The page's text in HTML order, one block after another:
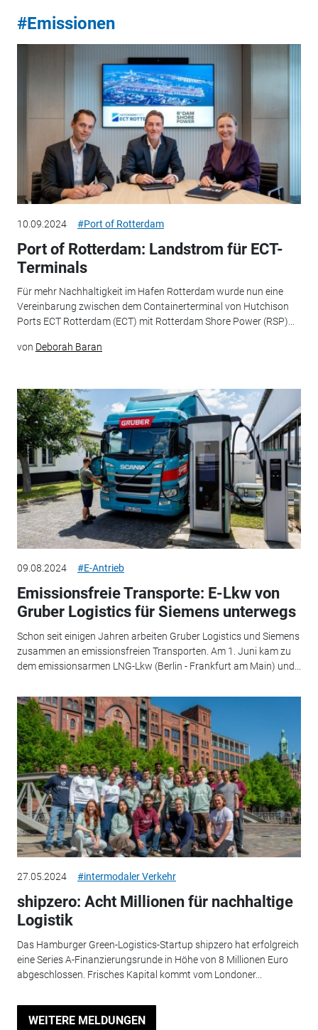
#Emissionen
10.09.2024 #Port of Rotterdam
Port of Rotterdam: Landstrom für ECT-
Terminals
Für mehr Nachhaltigkeit im Hafen Rotterdam wurde nun eine
Vereinbarung zwischen dem Containerterminal von Hutchison
Ports ECT Rotterdam (ECT) mit Rotterdam Shore Power (RSP)...
von Deborah Baran
09.08.2024 #E-Antrieb
Emissionsfreie Transporte: E-Lkw von
Gruber Logistics für Siemens unterwegs
Schon seit einigen Jahren arbeiten Gruber Logistics und Siemens
zusammen an emissionsfreien Transporten. Am 1. Juni kam zu
dem emissionsarmen LNG-Lkw (Berlin - Frankfurt am Main) und...
27.05.2024 #intermodaler Verkehr
shipzero: Acht Millionen für nachhaltige
Logistik
Das Hamburger Green-Logistics-Startup shipzero hat erfolgreich
eine Series A-Finanzierungsrunde in Höhe von 8 Millionen Euro
abgeschlossen. Frisches Kapital kommt vom Londoner...
WEITERE MELDUNGEN